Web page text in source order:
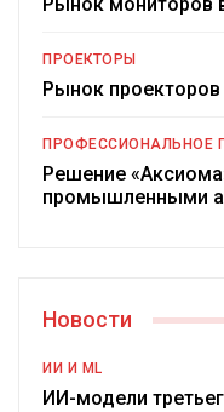
ПРОЕКТОРЫ
Рынок
ПРОФЕССИОНАЛЬНОЕ
Решение
промышленными
Новости
ИИ И ML
ИИ-модели